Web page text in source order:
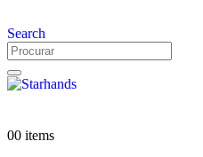
Search
00 items